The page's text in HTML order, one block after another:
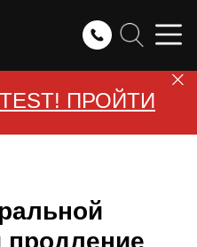
TEST! ПРОЙТИ
продление